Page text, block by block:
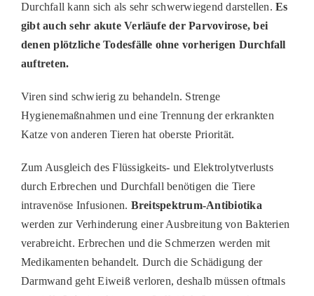
Durchfall kann sich als sehr schwerwiegend darstellen.Es
gibt auch sehr akute Verläufe derParvovirose, bei
denen plötzliche Todesfälle ohne vorherigen Durchfall
auftreten.
Viren sind schwierig zu behandeln. Strenge
Hygienemaßnahmen und eine Trennung der erkrankten
Katze von anderen Tieren hat oberste Priorität.
Zum Ausgleich des Flüssigkeits- und Elektrolytverlusts
durch Erbrechen und Durchfall benötigen die Tiere
intravenöse Infusionen. Breitspektrum-Antibiotika
werden zur Verhinderung einer Ausbreitung von Bakterien
verabreicht. Erbrechen und die Schmerzen werden mit
Medikamenten behandelt. Durch die Schädigung der
Darmwand gehtEiweiß verloren,deshalbmüssenoftmals